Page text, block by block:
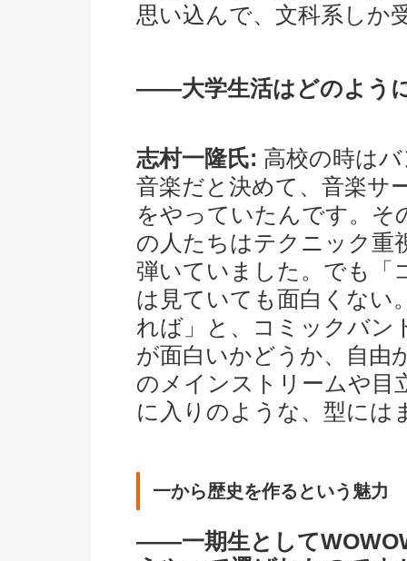
思い込んで、文科系しか
――大学生活はどのよう
志村一隆氏: 高校の時は
音楽だと決めて、音楽サ
をやっていたんです。そ
の人たちはテクニック重
弾いていました。でも「
は見ていても面白くない
れば」と、コミックバン
が面白いかどうか、自由
のメインストリームや目
に入りのような、型には
一から歴史を作るという魅力
――一期生として